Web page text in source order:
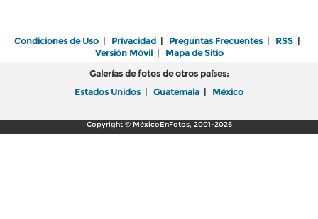
Condiciones de Uso | Privacidad | Preguntas Frecuentes | RSS |
Versión Móvil| Mapa de Sitio
Galerías de fotos de otros países:
Estados Unidos | Guatemala | México
Copyright © MéxicoEnFotos, 2001-2026